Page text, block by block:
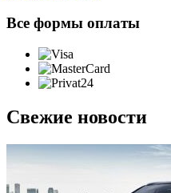
Все формы оплаты
Свежие новости